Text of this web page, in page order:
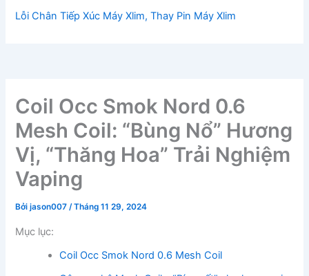
Coil Occ Smok Nord 0.6
Mesh Coil: “Bùng Nổ” Hương
Vị, “Thăng Hoa” Trải Nghiệm
Vaping
Bởijason007/Tháng 11 29, 2024
Mục lục:
Coil Occ Smok Nord 0.6 Mesh Coil
Lỗi Chân Tiếp Xúc Máy Xlim, Thay Pin Máy Xlim